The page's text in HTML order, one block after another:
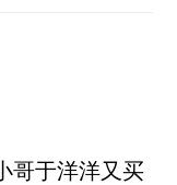
哥于洋洋又买